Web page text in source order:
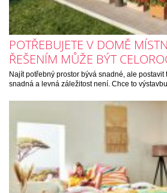
POTŘEBUJETE V DOMĚ
ŘEŠENÍM MŮŽE BÝT
Najít potřebný prostor bývá snadné, ale
snadná a levná záležitost není. Chce to